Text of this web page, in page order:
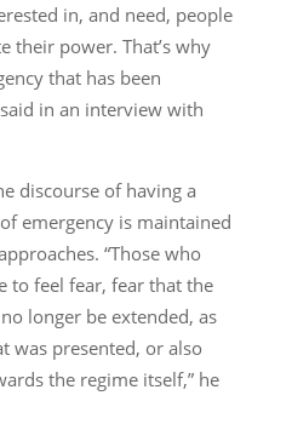
in, and need, people
their power. That’s why
that has been
in an interview with
discourse of having a
emergency is maintained
“Those who
to feel fear, fear that the
longer be extended, as
was presented, or also
the regime itself,” he